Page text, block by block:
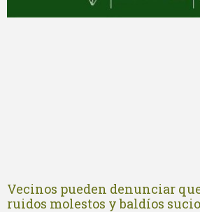
Vecinos pueden denunciar
ruidos molestos y baldíos